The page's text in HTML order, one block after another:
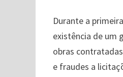
Durante a
existência de um
obras
e fraudes a